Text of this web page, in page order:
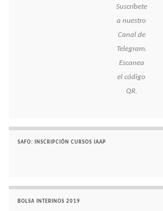
Suscríbete
a nuestro
Canal de
Telegram.
Escanea
el código
QR.
SAFO: INSCRIPCIÓN CURSOS IAAP
BOLSA INTERINOS 2019